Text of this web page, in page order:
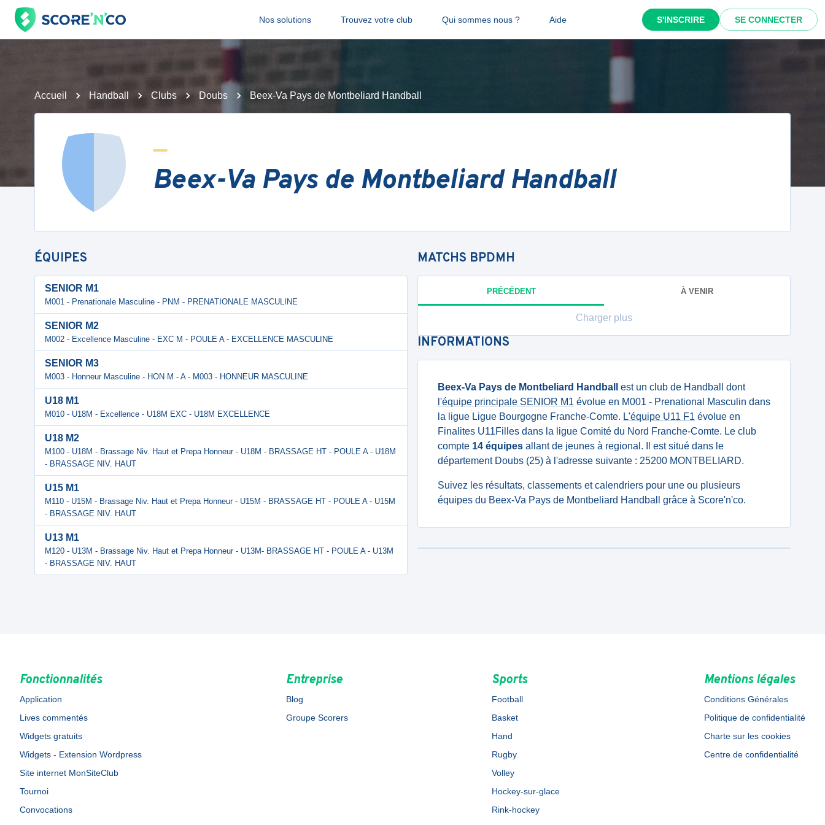
Nos solutions Trouvez votre club Qui sommes nous ? Aide S'INSCRIRE SE CONNECTER
Accueil Handball Clubs Doubs Beex-Va Pays de Montbeliard Handball
Beex-Va Pays de Montbeliard Handball
ÉQUIPES
SENIOR M1
M001 - Prenationale Masculine - PNM - PRENATIONALE MASCULINE
SENIOR M2
M002 - Excellence Masculine - EXC M - POULE A - EXCELLENCE MASCULINE
SENIOR M3
M003 - Honneur Masculine - HON M - A - M003 - HONNEUR MASCULINE
U18 M1
M010 - U18M - Excellence - U18M EXC - U18M EXCELLENCE
U18 M2
M100 - U18M - Brassage Niv. Haut et Prepa Honneur - U18M - BRASSAGE HT - POULE A - U18M
- BRASSAGE NIV. HAUT
U15 M1
M110 - U15M - Brassage Niv. Haut et Prepa Honneur - U15M - BRASSAGE HT - POULE A - U15M
- BRASSAGE NIV. HAUT
U13 M1
M120 - U13M - Brassage Niv. Haut et Prepa Honneur - U13M- BRASSAGE HT - POULE A - U13M
- BRASSAGE NIV. HAUT
MATCHS BPDMH
PRÉCÉDENT À VENIR
Charger plus
INFORMATIONS
Beex-Va Pays de Montbeliard Handball
est un club de Handball dont
l'équipe principale SENIOR M1 évolue en M001 - Prenational Masculin dans
la ligue Ligue Bourgogne Franche-Comte. L'équipe U11 F1 évolue en
Finalites U11Filles dans la ligue Comité du Nord Franche-Comte. Le club
compte 14 équipes allant de jeunes à regional. Il est situé dans le
département Doubs (25) à l'adresse suivante : 25200 MONTBELIARD.
Suivez les résultats, classements et calendriers pour une ou plusieurs
équipes du Beex-Va Pays de Montbeliard Handball grâce à Score'n'co.
Fonctionnalités
Application
Lives commentés
Widgets gratuits
Widgets - Extension Wordpress
Site internet MonSiteClub
Tournoi
Convocations
Entreprise
Blog
Groupe Scorers
Sports
Football
Basket
Hand
Rugby
Volley
Hockey-sur-glace
Rink-hockey
Mentions légales
Conditions Générales
Politique de confidentialité
Charte sur les cookies
Centre de confidentialité